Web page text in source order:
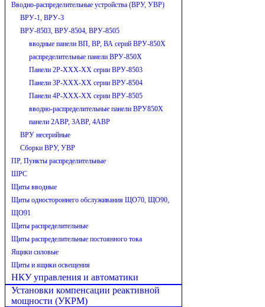
Вводно-распределительные устройства (ВРУ, УВР)
ВРУ-1, ВРУ-3
ВРУ-8503, ВРУ-8504, ВРУ-8505
вводные панели ВП, ВР, ВА серий ВРУ-850Х
распределительные панели ВРУ-850Х
Панели 2Р-ХХХ-ХХ серии ВРУ-8503
Панели 3Р-ХХХ-ХХ серии ВРУ-8504
Панели 4Р-ХХХ-ХХ серии ВРУ-8505
вводно-распределительные панели ВРУ850Х
панели 2АВР, 3АВР, 4АВР
ВРУ несерийные
Сборки ВРУ, УВР
ПР, Пункты распределительные
ШРС
Щиты вводные
Щиты одностороннего обслуживания ЩО70, ЩО90,
ЩО91
Щиты распределительные
Щиты распределительные постоянного тока
Ящики силовые
Щиты и ящики освещения
НКУ управления и автоматики
Установки компенсации реактивной
мощности (УКРМ)